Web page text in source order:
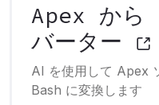
Apex から
バーター
AI を使用して Apex
Bash に変換します